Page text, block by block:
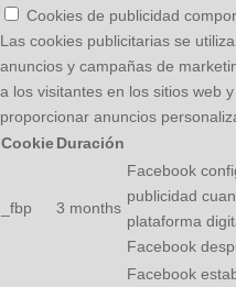
Cookies de publicidad
Las cookies publicitarias se
anuncios y campañas de
a los visitantes en los sitios web
proporcionar anuncios
CookieDuración
_fbp 3 months
Facebook
publicidad
plataforma
Facebook
Facebook